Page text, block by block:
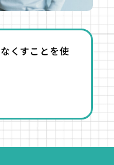
くすことを使